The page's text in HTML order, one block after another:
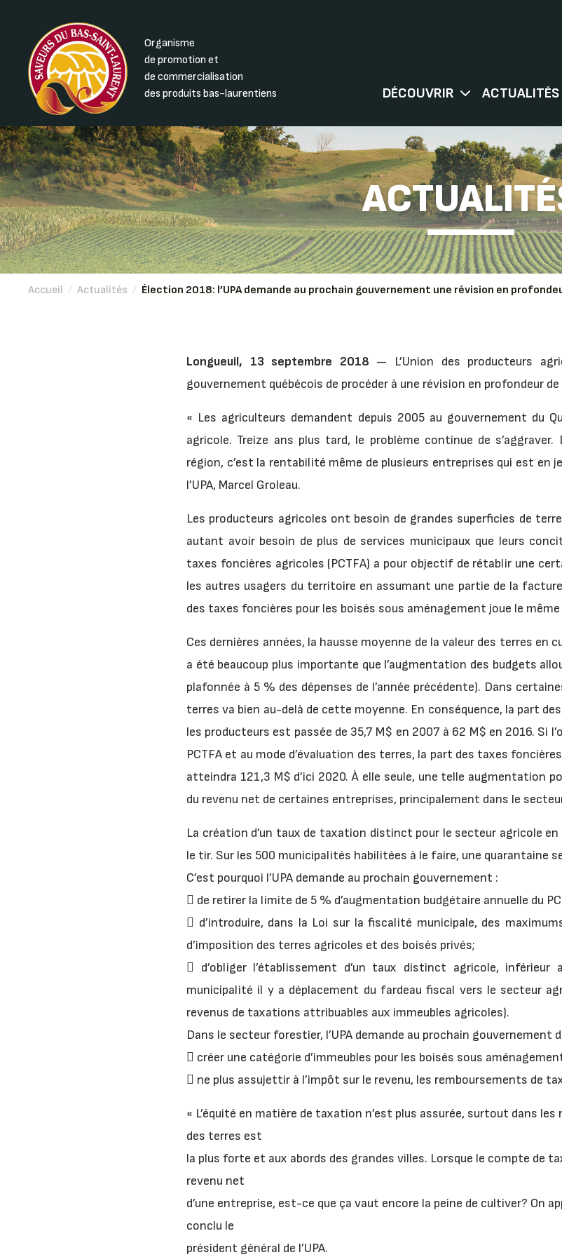
Organisme
de promotion et
de commercialisation
des produits bas-laurentiens
DÉCOUVRIR ACTUALITÉS
Accueil / Actualités / Élection 2018: l’UPA demande au prochain gouvernement une révision en
Longueuil, 13 septembre 2018 — L’Union des producteurs
gouvernement québécois de procéder à une révision en profondeur
« Les agriculteurs demandent depuis 2005 au gouvernement du
agricole. Treize ans plus tard, le problème continue de
région, c’est la rentabilité même de plusieurs entreprises qui est en
l’UPA, Marcel Groleau.
Les producteurs agricoles ont besoin de grandes superficies de
autant avoir besoin de plus de services municipaux que leurs
taxes foncières agricoles (PCTFA) a pour objectif de rétablir une
les autres usagers du territoire en assumant une partie de la
des taxes foncières pour les boisés sous aménagement joue le
Ces dernières années, la hausse moyenne de la valeur des terres
a été beaucoup plus importante que l’augmentation des budgets
plafonnée à 5 % des dépenses de l’année précédente). Dans
terres va bien au-delà de cette moyenne. En conséquence, la part
les producteurs est passée de 35,7 M$ en 2007 à 62 M$ en 2016. Si
PCTFA et au mode d’évaluation des terres, la part des taxes
atteindra 121,3 M$ d’ici 2020. À elle seule, une telle augmentation
du revenu net de certaines entreprises, principalement dans le
La création d’un taux de taxation distinct pour le secteur agricole
le tir. Sur les 500 municipalités habilitées à le faire, une quarantaine
C’est pourquoi l’UPA demande au prochain gouvernement :
 de retirer la limite de 5 % d’augmentation budgétaire annuelle du
 d’introduire, dans la Loi sur la fiscalité municipale, des
d’imposition des terres agricoles et des boisés privés;
 d’obliger l’établissement d’un taux distinct agricole, inférieur
municipalité il y a déplacement du fardeau fiscal vers le secteur
revenus de taxations attribuables aux immeubles agricoles).
Dans le secteur forestier, l’UPA demande au prochain gouvernement
 créer une catégorie d’immeubles pour les boisés sous
 ne plus assujettir à l’impôt sur le revenu, les remboursements de
« L’équité en matière de taxation n’est plus assurée, surtout dans
des terres est
la plus forte et aux abords des grandes villes. Lorsque le compte de
revenu net
d’une entreprise, est-ce que ça vaut encore la peine de cultiver? On
conclu le
président général de l’UPA.